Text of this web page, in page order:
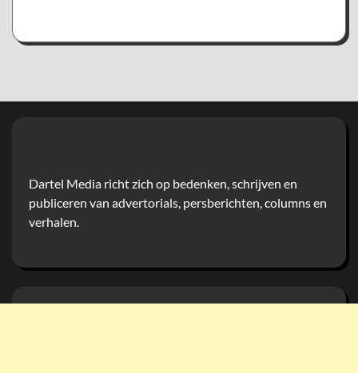
Dartel Media richt zich op bedenken, schrijven en
publiceren van advertorials, persberichten, columns en
verhalen.